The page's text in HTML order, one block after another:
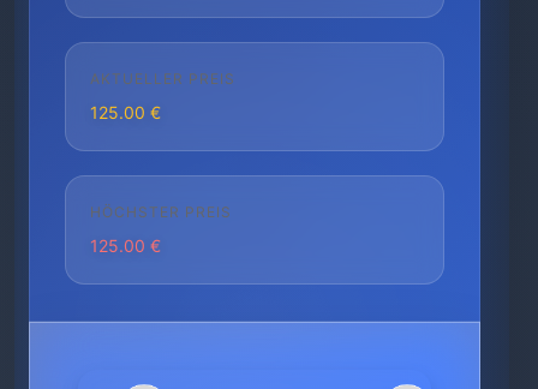
AKTUELLER PREIS
125.00 €
HÖCHSTER PREIS
125.00 €